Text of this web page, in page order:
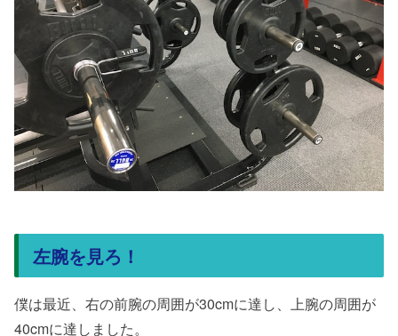
左腕を見ろ！
僕は最近、右の前腕の周囲が30cmに達し、上腕の周囲が
40cmに達しました。